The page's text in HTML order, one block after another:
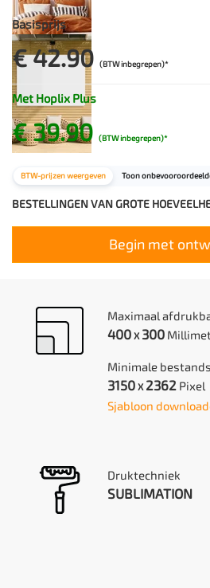
Basisprijs
€ 42.90 (BTW inbegrepen)*
Met Hoplix Plus
€ 39.90 (BTW inbegrepen)*
BTW-prijzen weergeven Toon
BESTELLINGEN VAN GROTE
Begin met
Maximaal
400 X 300
Minimale
3150 X 2362Pixel
Sjabloon
Druktechniek
SUBLIMATION